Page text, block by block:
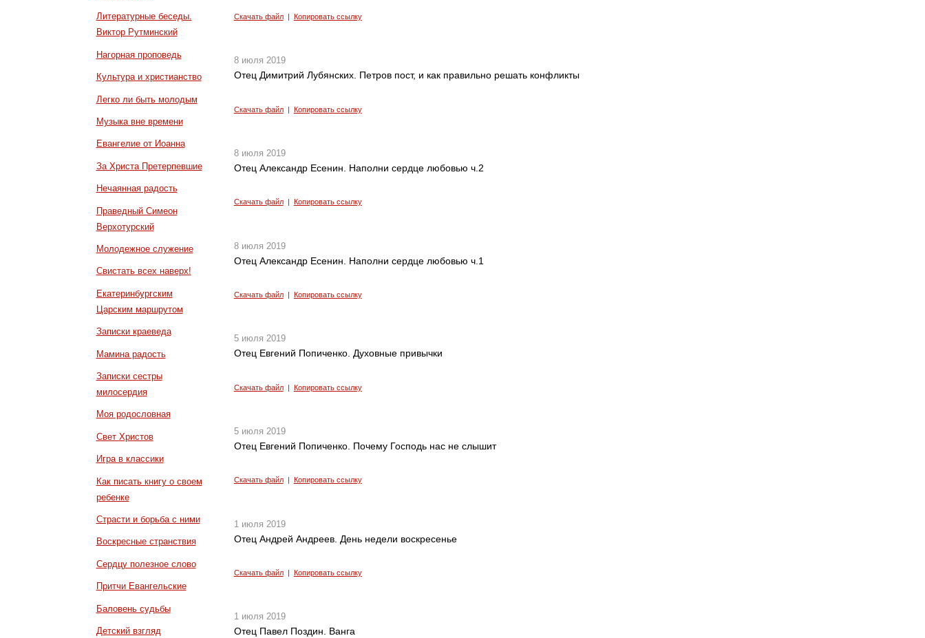
Литературные беседы.
Виктор Рутминский
Нагорная проповедь
Культура и христианство
Легко ли быть молодым
Музыка вне времени
Евангелие от Иоанна
За Христа Претерпевшие
Нечаянная радость
Праведный Симеон
Верхотурский
Молодежное служение
Свистать всех наверх!
Екатеринбургским
Царским маршрутом
Записки краеведа
Мамина радость
Записки сестры
милосердия
Моя родословная
Свет Христов
Игра в классики
Как писать книгу о своем
ребенке
Страсти и борьба с ними
Воскресные странствия
Сердцу полезное слово
Притчи Евангельские
Баловень судьбы
Детский взгляд
Скачать файл| Копировать ссылку
8 июля 2019
Отец Димитрий Лубянских. Петров пост, и как правильно решать конфликты
Скачать файл| Копировать ссылку
8 июля 2019
Отец Александр Есенин. Наполни сердце любовью ч.2
Скачать файл| Копировать ссылку
8 июля 2019
Отец Александр Есенин. Наполни сердце любовью ч.1
Скачать файл| Копировать ссылку
5 июля 2019
Отец Евгений Попиченко. Духовные привычки
Скачать файл| Копировать ссылку
5 июля 2019
Отец Евгений Попиченко. Почему Господь нас не слышит
Скачать файл| Копировать ссылку
1 июля 2019
Отец Андрей Андреев. День недели воскресенье
Скачать файл| Копировать ссылку
1 июля 2019
Отец Павел Поздин. Ванга